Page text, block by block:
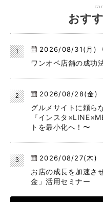
おす
2026/08/31(月)
ワンオペ店舗の成功
2026/08/28(金)
グルメサイトに頼ら
『インスタ
トを最小化へ！〜
2026/08/27(木)
お店の成長を加速さ
金」活用セミナー